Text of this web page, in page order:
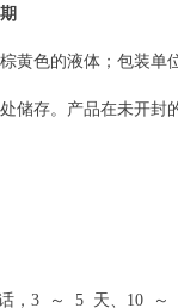
棕黄色的液体 ；包装单
储存。产品在未开封
，3 ～ 5 天、10 ～